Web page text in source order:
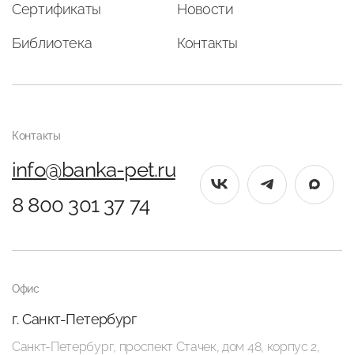
Сертификаты Новости
Библиотека Контакты
Контакты
info@banka-pet.ru
8 800 301 37 74
Офис
г. Санкт-Петербург
Санкт-Петербург, проспект Стачек, дом 48, корпус 2,